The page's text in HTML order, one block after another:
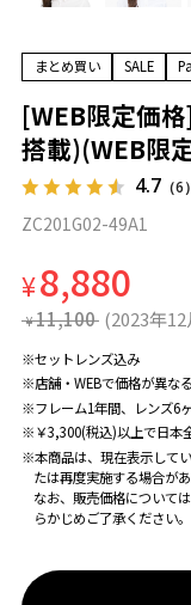
まとめ買い SALE
[WEB限定価
搭載)(WEB限
4.7 （6）
ZC201G02-49A1
¥8,880
¥ 11,100 (2023年
※セットレンズ込み
※店舗・WEBで価格が異な
※フレーム1年間、レンズ6
※￥3,300(税込)以上で日本
※本商品は、現在表示して
たは再度実施する場合があ
なお、販売価格について
らかじめご了承ください。